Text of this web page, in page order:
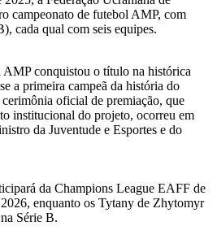
campeonato de futebol AMP, com
cada qual com seis equipes.
AMP conquistou o título na histórica
a primeira campeã da história do
oficial de premiação, que
institucional do projeto, ocorreu em
da Juventude e Esportes e do
da Champions League EAFF de
enquanto os Tytany de Zhytomyr
Série B.